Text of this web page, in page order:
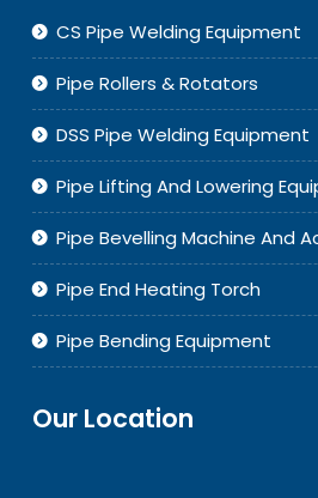
CS Pipe Welding Equipment
Pipe Rollers & Rotators
DSS Pipe Welding Equipment
Pipe Lifting And Lowering
Pipe Bevelling Machine And
Pipe End Heating Torch
Pipe Bending Equipment
Our Location